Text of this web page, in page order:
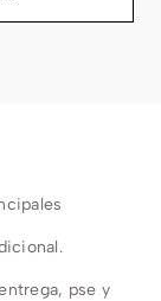
pse y